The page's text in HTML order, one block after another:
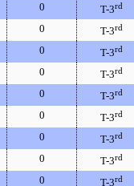
0 T-3rd
0 T-3rd
0 T-3rd
0 T-3rd
0 T-3rd
0 T-3rd
0 T-3rd
0 T-3rd
0 T-3rd